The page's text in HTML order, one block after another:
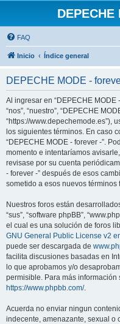
FAQ
Inicio Índice general
DEPECHE MODE -
Al ingresar en “DEPECHE MODE
“nos”, “nuestro”, “DEPECHE
“https://www.depechemode.es”),
los siguientes términos. En caso
“DEPECHE MODE - forever -”.
momento e intentaríamos
revisase por su cuenta
- forever -” después de esos
sometido a esos nuevos
Nuestros foros están
“sus”, “software phpBB”,
el cual es una solución de foros
GNU General Public License v2
puede ser descargada de
facilita discusiones basadas en
lo que aprobamos y/o
permisible. Para más información
https://www.phpbb.com/.
Acuerda no enviar ningun
indecente, amenazante, sexual o